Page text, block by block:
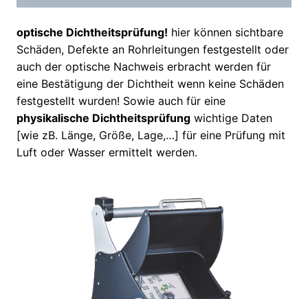
optische Dichtheitsprüfung! hier können sichtbare
Schäden, Defekte an Rohrleitungen festgestellt oder
auch der optische Nachweis erbracht werden für
eine Bestätigung der Dichtheit wenn keine Schäden
festgestellt wurden! Sowie auch für eine
physikalische Dichtheitsprüfung wichtige Daten
[wie zB. Länge, Größe, Lage,…] für eine Prüfung mit
Luft oder Wasser ermittelt werden.